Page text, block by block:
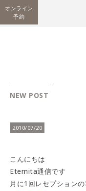
オンライン
予約
NEW POST
2010/07/20
こんにちは
Eternita通信です
月に1回レセプション